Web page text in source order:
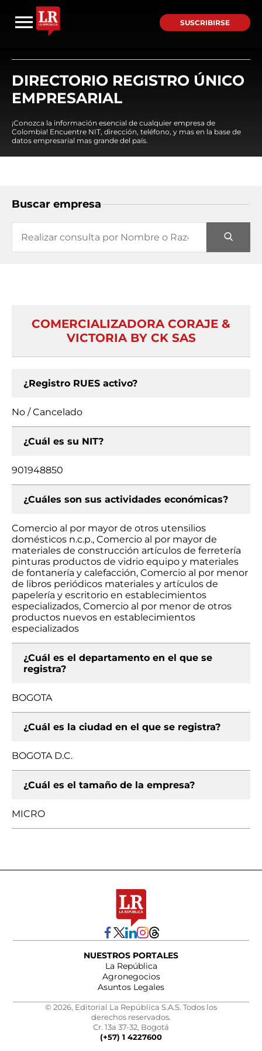
SUSCRIBIRSE
DIRECTORIO REGISTRO ÚNICO
EMPRESARIAL
¡Conozca la información esencial de cualquier empresa de
Colombia! Encuentre NIT, dirección, teléfono, y mas en la base de
datos empresarial mas grande del país.
Buscar empresa
COMERCIALIZADORA CORAJE &
VICTORIA BY CK SAS
¿Registro RUES activo?
No / Cancelado
¿Cuál es su NIT?
901948850
¿Cuáles son sus actividades económicas?
Comercio al por mayor de otros utensilios
domésticos n.c.p., Comercio al por mayor de
materiales de construcción artículos de ferretería
pinturas productos de vidrio equipo y materiales
de fontanería y calefacción, Comercio al por menor
de libros periódicos materiales y artículos de
papelería y escritorio en establecimientos
especializados, Comercio al por menor de otros
productos nuevos en establecimientos
especializados
¿Cuál es el departamento en el que se
registra?
BOGOTA
¿Cuál es la ciudad en el que se registra?
BOGOTA D.C.
¿Cuál es el tamaño de la empresa?
MICRO
NUESTROS PORTALES
La República
Agronegocios
Asuntos Legales
© 2026, Editorial La República S.A.S. Todos los
derechos reservados.
Cr. 13a 37-32, Bogotá
(+57) 1 4227600